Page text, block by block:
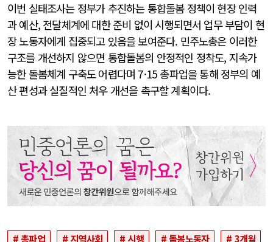
이번 실태조사는 정부가 추진하는 통합돌봄 정책이 현장 인력
과 예산, 전달체계에 대한 준비 없이 시행되면서 업무 부담이 현
장 노동자에게 집중되고 있음을 보여준다. 민주노총은 이러한
구조를 개선하지 않으면 통합돌봄의 안정적인 정착도, 지속가
능한 돌봄체계 구축도 어렵다며 7·15 총파업을 통해 정부의 예
산 편성과 실질적인 처우 개선을 촉구할 계획이다.
총파업 지역사회 시행 돌봄노동자 3개월